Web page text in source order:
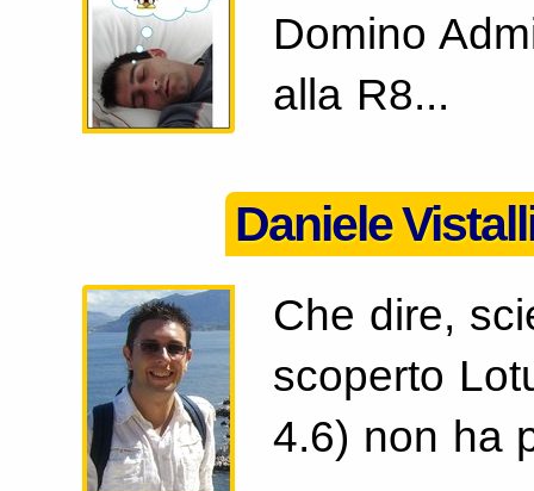
Domino
alla R8...
Daniele
Che dire,
scoperto
4.6) non ha